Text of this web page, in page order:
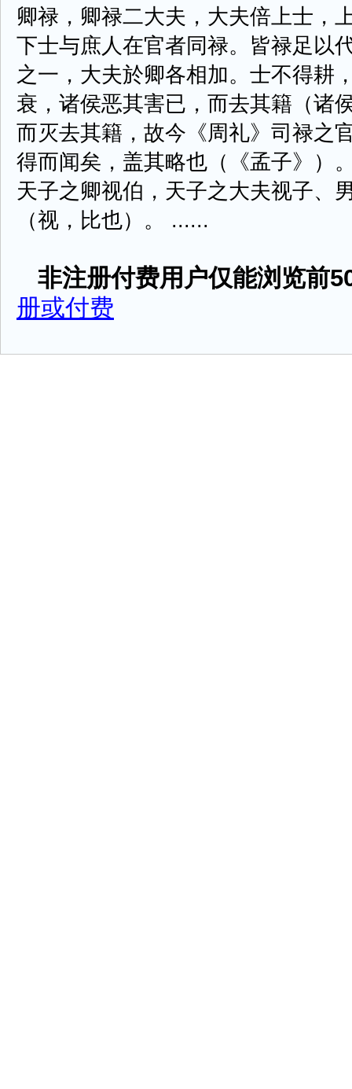
卿禄，卿禄二大夫，大夫倍上士，
下士与庶人在官者同禄。皆禄足以
之一，大夫於卿各相加。士不得耕
衰，诸侯恶其害已，而去其籍（诸
而灭去其籍，故今《周礼》司禄之
得而闻矣，盖其略也（《孟子》）
天子之卿视伯，天子之大夫视子、
（视，比也）。 ......
非注册付费用户仅能浏览前
册或付费